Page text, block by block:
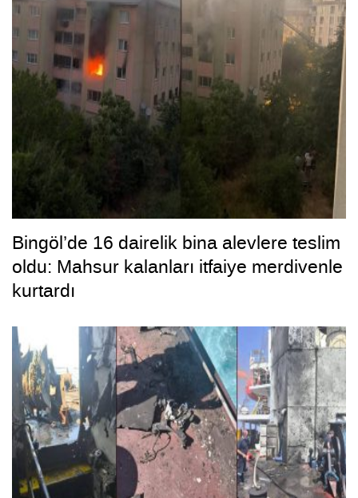
Bingöl’de 16 dairelik bina alevlere teslim
oldu: Mahsur kalanları itfaiye merdivenle
kurtardı